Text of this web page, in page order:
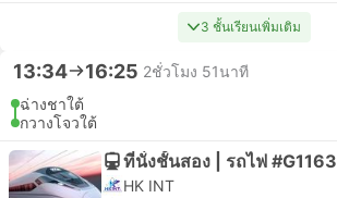
3 ชั้นเรียนเพิ่มเติม
13:34 16:25 2ชั่วโมง 51นาที
ฉ่างชาใต้
กวางโจวใต้
ที่นั่งชั้นสอง | รถไฟ #G1163
HK INT